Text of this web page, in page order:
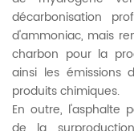
décarbonisation
d'ammoniac, mais
charbon pour la
ainsi les émissions
produits chimiques.
En outre, l'asphalte